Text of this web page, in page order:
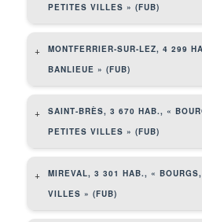
PETITES VILLES » (FUB)
+
MONTFERRIER-SUR-LEZ, 4 299
BANLIEUE » (FUB)
+
SAINT-BRÈS, 3 670 HAB., «
PETITES VILLES » (FUB)
+
MIREVAL, 3 301 HAB., «
VILLES » (FUB)